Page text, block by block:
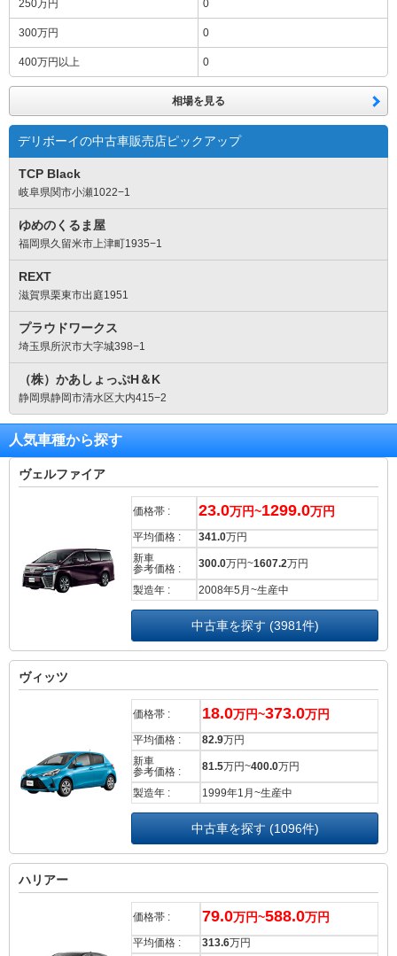
250万円
300万円
400万円以上
0
0
0
相場を見る
デリボーイの中古車販売店ピックアップ
TCP Black
岐阜県関市小瀬1022−1
ゆめのくるま屋
福岡県久留米市上津町1935−1
REXT
滋賀県栗東市出庭1951
プラウドワークス
埼玉県所沢市大字城398−1
（株）かあしょっぷH＆K
静岡県静岡市清水区大内415−2
人気車種から探す
ヴェルファイア
価格帯 : 23.0万円~1299.0万円
平均価格 : 341.0万円
新車
参考価格 :
300.0万円~1607.2万円
製造年 : 2008年5月~生産中
中古車を探す (3981件)
ヴィッツ
価格帯 : 18.0万円~373.0万円
平均価格 : 82.9万円
新車
参考価格 :
81.5万円~400.0万円
製造年 : 1999年1月~生産中
中古車を探す (1096件)
ハリアー
価格帯 : 79.0万円~588.0万円
平均価格 : 313.6万円